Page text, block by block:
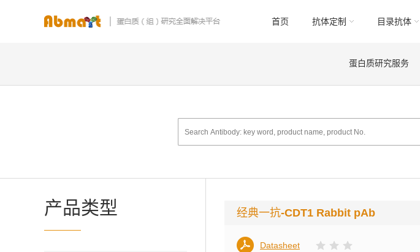
首页 抗体定制 目录抗体
蛋白质研究服务
产品类型 经典一抗-CDT1 Rabbit pAb
Datasheet